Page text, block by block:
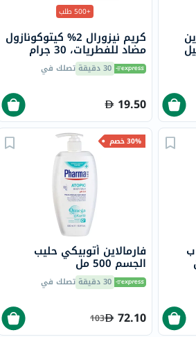
+500 طلب
كريم نيزورال 2% كيتوكونازول
مضاد للفطريات، 30 جرام
30 دقيقة تصلك في
19.50
30% خصم
فارمالاين أتوبيكي حليب
الجسم 500 مل
30 دقيقة تصلك في
72.10
103